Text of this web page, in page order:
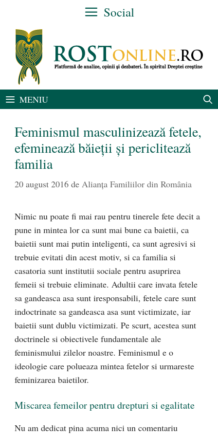
conținut
Social
MENIU
Feminismul masculinizează fetele,
efeminează băieții și periclitează
familia
20 august 2016 de Alianţa Familiilor din România
Nimic nu poate fi mai rau pentru tinerele fete decit a
pune in mintea lor ca sunt mai bune ca baietii, ca
baietii sunt mai putin inteligenti, ca sunt agresivi si
trebuie evitati din acest motiv, si ca familia si
casatoria sunt institutii sociale pentru asuprirea
femeii si trebuie eliminate. Adultii care invata fetele
sa gandeasca asa sunt iresponsabili, fetele care sunt
indoctrinate sa gandeasca asa sunt victimizate, iar
baietii sunt dublu victimizati. Pe scurt, acestea sunt
doctrinele si obiectivele fundamentale ale
feminismului zilelor noastre. Feminismul e o
ideologie care polueaza mintea fetelor si urmareste
feminizarea baietilor.
Miscarea femeilor pentru drepturi si egalitate
Nu am dedicat pina acuma nici un comentariu